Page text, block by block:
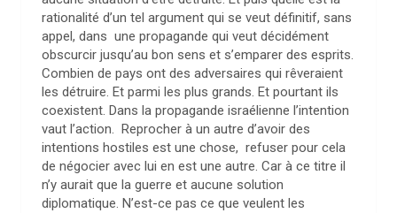
rationalité d’un tel argument qui se veut définitif, sans
appel, dans une propagande qui veut décidément
obscurcir jusqu’au bon sens et s’emparer des esprits.
Combien de pays ont des adversaires qui rêveraient
les détruire. Et parmi les plus grands. Et pourtant ils
coexistent. Dans la propagande israélienne l’intention
vaut l’action. Reprocher à un autre d’avoir des
intentions hostiles est une chose, refuser pour cela
de négocier avec lui en est une autre. Car à ce titre il
n’y aurait que la guerre et aucune solution
diplomatique. N’est-ce pas ce que veulent les